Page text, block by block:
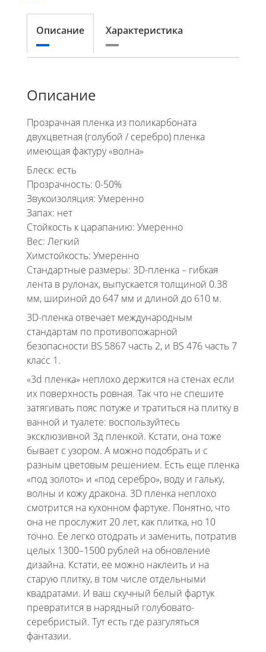
Описание Характеристика
Описание
Прозрачная пленка из поликарбоната
двухцветная (голубой / серебро) пленка
имеющая фактуру «волна»
Блеск: есть
Прозрачность: 0-50%
Звукоизоляция: Умеренно
Запах: нет
Стойкость к царапанию: Умеренно
Вес: Легкий
Химстойкость: Умеренно
Стандартные размеры: 3D-пленка – гибкая
лента в рулонах, выпускается толщиной 0.38
мм, шириной до 647 мм и длиной до 610 м.
3D-пленка отвечает международным
стандартам по противопожарной
безопасности BS 5867 часть 2, и BS 476 часть 7
класс 1.
«3d пленка» неплохо держится на стенах если
их поверхность ровная. Так что не спешите
затягивать пояс потуже и тратиться на плитку в
ванной и туалете: воспользуйтесь
эксклюзивной 3д пленкой. Кстати, она тоже
бывает с узором. А можно подобрать и с
разным цветовым решением. Есть еще пленка
«под золото» и «под серебро», воду и гальку,
волны и кожу дракона. 3D пленка неплохо
смотрится на кухонном фартуке. Понятно, что
она не прослужит 20 лет, как плитка, но 10
точно. Ее легко отодрать и заменить, потратив
целых 1300–1500 рублей на обновление
дизайна. Кстати, ее можно наклеить и на
старую плитку, в том числе отдельными
квадратами. И ваш скучный белый фартук
превратится в нарядный голубовато-
серебристый. Тут есть где разгуляться
фантазии.